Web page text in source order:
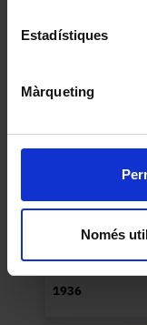
Estadístiques
Màrqueting
Només
hijos ¡¡todos
Barragan
1936